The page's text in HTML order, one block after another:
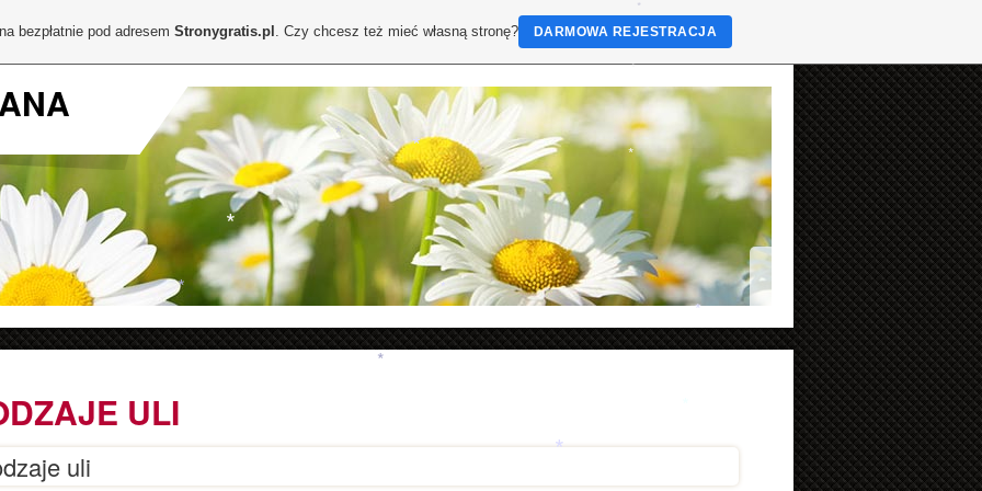
ULI
uli
bezpłatnie pod adresem Stronygratis.pl . Czy chcesz też mieć własną stronę? DARMOWA REJESTRACJA
*
*
*
*
*
*
*